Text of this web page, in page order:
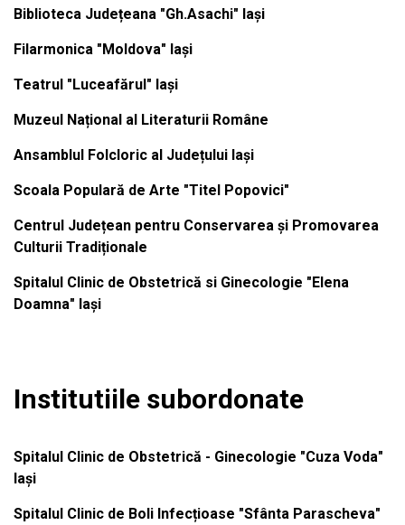
Biblioteca Județeana "Gh.Asachi" Iași
Filarmonica "Moldova" Iași
Teatrul "Luceafărul" Iași
Muzeul Național al Literaturii Române
Ansamblul Folcloric al Județului Iași
Scoala Populară de Arte "Titel Popovici"
Centrul Județean pentru Conservarea și Promovarea
Culturii Tradiționale
Spitalul Clinic de Obstetrică si Ginecologie "Elena
Doamna" Iași
Institutiile subordonate
Spitalul Clinic de Obstetrică - Ginecologie "Cuza Voda"
Iași
Spitalul Clinic de Boli Infecțioase "Sfânta Parascheva"